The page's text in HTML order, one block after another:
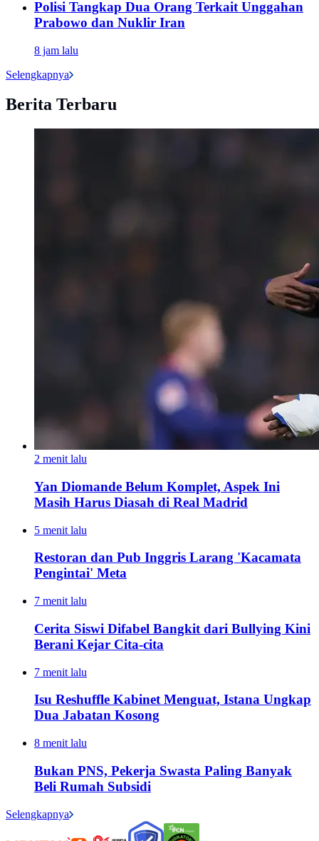
Polisi Tangkap Dua Orang Terkait Unggahan
Prabowo dan Nuklir Iran
8 jam lalu
Selengkapnya
Berita Terbaru
2 menit lalu
Yan Diomande Belum Komplet, Aspek Ini
Masih Harus Diasah di Real Madrid
5 menit lalu
Restoran dan Pub Inggris Larang 'Kacamata
Pengintai' Meta
7 menit lalu
Cerita Siswi Difabel Bangkit dari Bullying Kini
Berani Kejar Cita-cita
7 menit lalu
Isu Reshuffle Kabinet Menguat, Istana Ungkap
Dua Jabatan Kosong
8 menit lalu
Bukan PNS, Pekerja Swasta Paling Banyak
Beli Rumah Subsidi
Selengkapnya